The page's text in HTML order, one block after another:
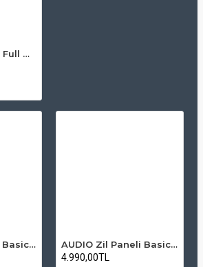
Next 2023 Kasalı Full HD Uydu Alıcıs
AUDIO Zil Paneli Basic Hpli Çift Buton 14'lü Sesli Apartman Diafon Kapı Paneli
AUDIO Zil Paneli Basic Hpli Çift Buton 20'li Sesli Apartman Diafon Kapı Paneli
4.990,00TL